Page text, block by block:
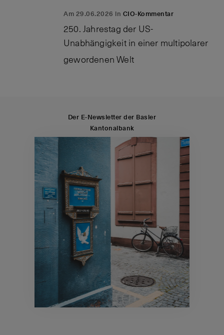
Am 29.06.2026 in CIO-Kommentar
250. Jahrestag der US-
Unabhängigkeit in einer multipolarer
gewordenen Welt
Der E-Newsletter der Basler
Kantonalbank